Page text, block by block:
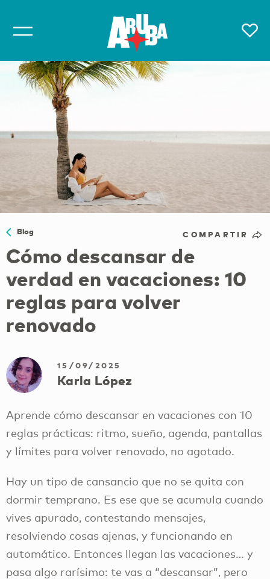
Blog COMPARTIR
Cómo descansar de
verdad en vacaciones: 10
reglas para volver
renovado
15/09/2025
Karla López
Aprende cómo descansar en vacaciones con 10
reglas prácticas: ritmo, sueño, agenda, pantallas
y límites para volver renovado, no agotado.
Hay un tipo de cansancio que no se quita con
dormir temprano. Es ese que se acumula cuando
vives apurado, contestando mensajes,
resolviendo cosas ajenas, y funcionando en
automático. Entonces llegan las vacaciones… y
pasa algo rarísimo: te vas a “descansar”, pero